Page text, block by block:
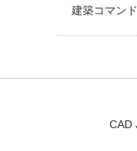
建築コマン
CAD